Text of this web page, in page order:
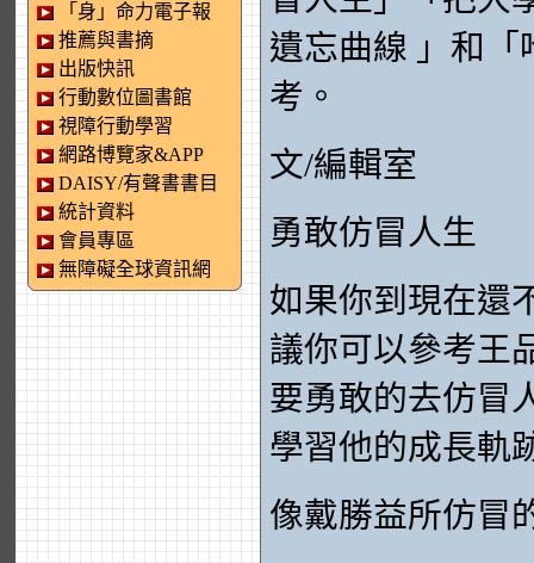
「身」命力電子報
推薦與書摘
出版快訊
行動數位圖書館
視障行動學習
網路博覽家&APP
DAISY/有聲書書目
統計資料
會員專區
無障礙全球資訊網
遺忘曲線 」和
考。
文/編輯室
勇敢仿冒人生
如果你到現在還
議你可以參考王
要勇敢的去仿冒
學習他的成長軌
像戴勝益所仿冒